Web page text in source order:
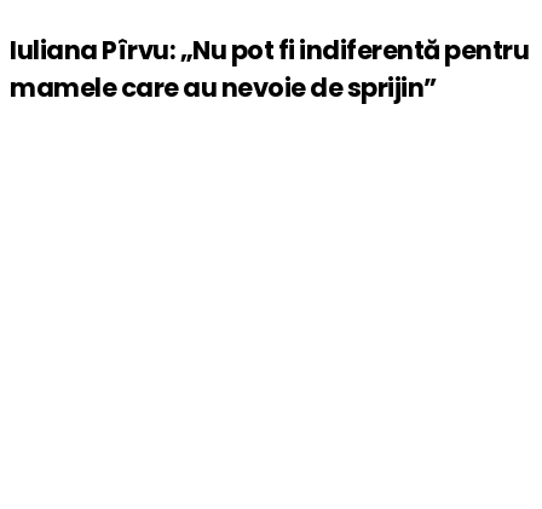
Iuliana Pîrvu: „Nu pot fi indiferentă pentru
mamele care au nevoie de sprijin”